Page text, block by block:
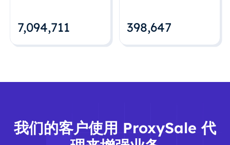
7,094,712 398,648
我们的客户使用 ProxySale 代